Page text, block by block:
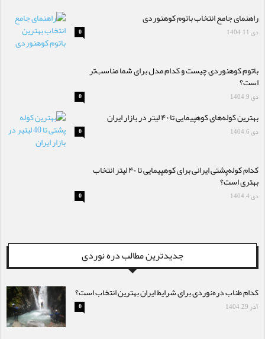
راهنمای جامع انتخاب باتوم کوهنوردی
دی 11, 1404 0
باتوم کوهنوردی چیست و کدام مدل برای شما مناسب‌تر
است؟
دی 9, 1404 0
بهترین کوله‌های کوهپیمایی تا ۴۰ لیتر در بازار ایران
دی 6, 1404 0
کدام کوله‌پشتی ایرانی برای کوهپیمایی تا ۴۰ لیتر انتخاب
بهتری است؟
دی 4, 1404 0
جدیدترین مطالب دره نوردی
کدام طناب دره‌نوردی برای شرایط ایران بهترین انتخاب است؟
آذر 29, 1404 0